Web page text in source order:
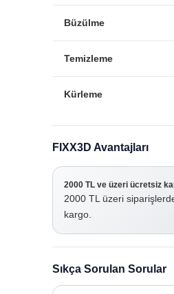
Büzülme
Temizleme
Kürleme
FIXX3D Avantajları
2000 TL ve üzeri ücretsiz
2000 TL üzeri
kargo.
Sıkça Sorulan Sorular